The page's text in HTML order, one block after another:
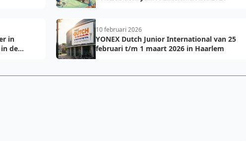
in
de
10 februari 2026
YONEX Dutch Junior International van 25
februari t/m 1 maart 2026 in Haarlem